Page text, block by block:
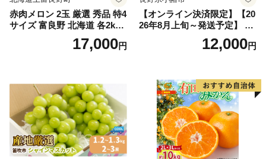
赤肉メロン 2玉 厳選 秀品 特4
サイズ 富良野 北海道 各2kg
～2.6kg 2玉 セット ファーム
富良野 メロン めろん 果物 く
17,000円
【オンライン決済限定】【20
26年8月上旬～発送予定】 先
行予約 「浅間水蜜桃プレミ
アム」 もも あかつき 秀品 約
果肉 長野県産 小諸市
12,000円